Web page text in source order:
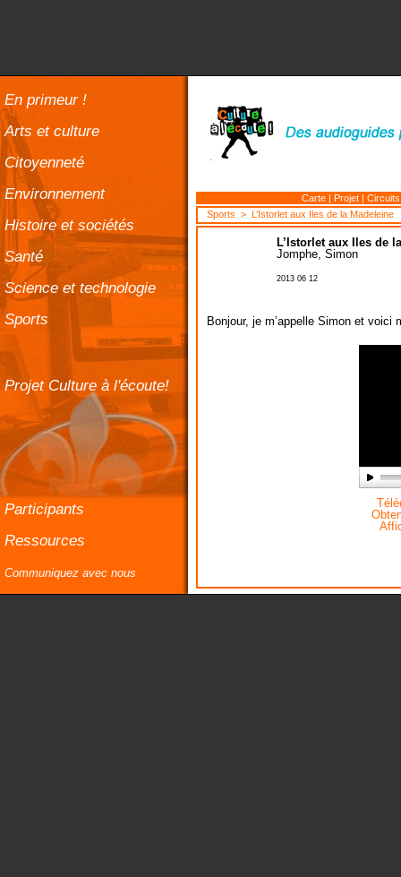
En primeur !
Arts et culture
Citoyenneté
Environnement
Histoire et sociétés
Santé
Science et technologie
Sports
Projet Culture à l'écoute!
Participants
Ressources
Communiquez avec nous
Carte | Projet |
Sports > L’Istorlet aux Iles de la Madeleine
L’Istorlet aux Iles de
Jomphe, Simon
2013 06 12
Bonjour, je m’appelle Simon et voici